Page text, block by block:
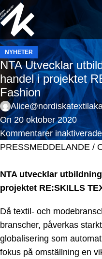
NYHETER
NTA Utvecklar
handel i projektet
Fashion
On 20 oktober 2020
Kommentarer inaktiverade
PRESSMEDDELANDE /
NTA utvecklar
projektet RE:SKILLS
Då textil- och
branscher, påverkas
globalisering som
fokus på omställning en